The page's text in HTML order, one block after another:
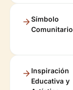
Símbolo
Inspiración
Educativa y